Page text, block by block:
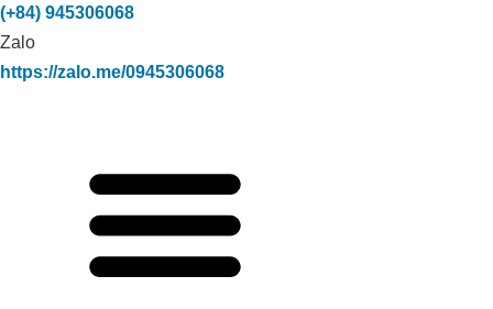
(+84) 945306068
Zalo
https://zalo.me/0945306068